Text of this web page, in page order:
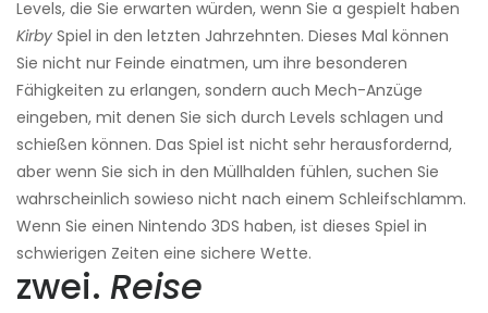
Levels, die Sie erwarten würden, wenn Sie a gespielt haben
Kirby Spiel in den letzten Jahrzehnten. Dieses Mal können
Sie nicht nur Feinde einatmen, um ihre besonderen
Fähigkeiten zu erlangen, sondern auch Mech-Anzüge
eingeben, mit denen Sie sich durch Levels schlagen und
schießen können. Das Spiel ist nicht sehr herausfordernd,
aber wenn Sie sich in den Müllhalden fühlen, suchen Sie
wahrscheinlich sowieso nicht nach einem Schleifschlamm.
Wenn Sie einen Nintendo 3DS haben, ist dieses Spiel in
schwierigen Zeiten eine sichere Wette.
zwei. Reise